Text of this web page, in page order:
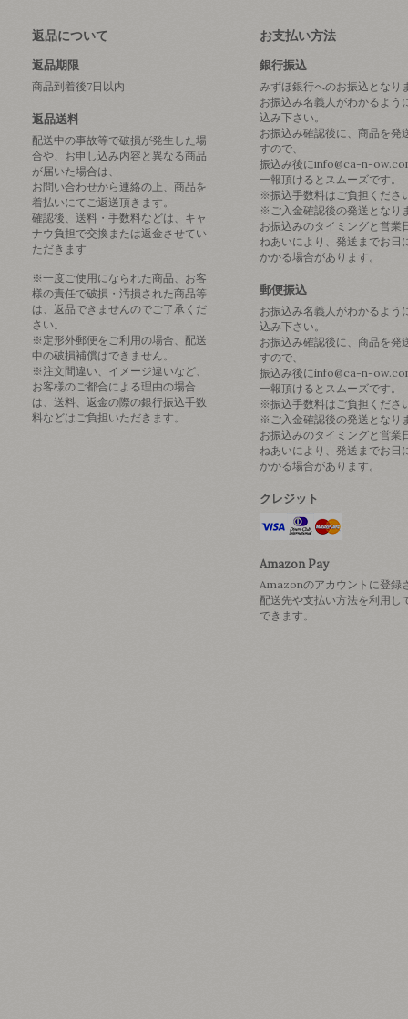
返品について
返品期限
商品到着後7日以内
返品送料
配送中の事故等で破損が発生した場
合や、お申し込み内容と異なる商品
が届いた場合は、
お問い合わせから連絡の上、商品を
着払いにてご返送頂きます。
確認後、送料・手数料などは、キャ
ナウ負担で交換または返金させてい
ただきます
※一度ご使用になられた商品、お客
様の責任で破損・汚損された商品等
は、返品できませんのでご了承くだ
さい。
※定形外郵便をご利用の場合、配送
中の破損補償はできません。
※注文間違い、イメージ違いなど、
お客様のご都合による理由の場合
は、送料、返金の際の銀行振込手数
料などはご負担いただきます。
お支払い方法
銀行振込
みずほ銀行へのお振込となり
お振込み名義人がわかるよう
込み下さい。
お振込み確認後に、商品を発
すので、
振込み後にinfo@ca-n-
一報頂けるとスムーズです。
※振込手数料はご負担くださ
※ご入金確認後の発送となり
お振込みのタイミングと営業
ねあいにより、発送までお日
かかる場合があります。
郵便振込
お振込み名義人がわかるよう
込み下さい。
お振込み確認後に、商品を発
すので、
振込み後にinfo@ca-n-
一報頂けるとスムーズです。
※振込手数料はご負担くださ
※ご入金確認後の発送となり
お振込みのタイミングと営業
ねあいにより、発送までお日
かかる場合があります。
クレジット
Amazon Pay
Amazonのアカウントに登録
配送先や支払い方法を利用し
できます。